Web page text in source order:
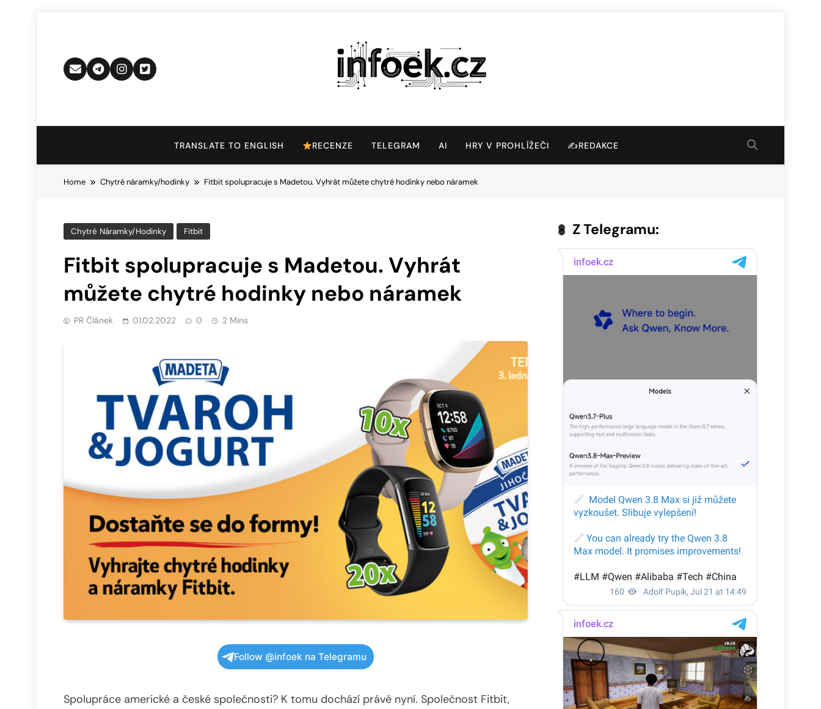
Infoek.cz
TRANSLATE TO ENGLISH RECENZE TELEGRAM AI HRY V PROHLÍŽEČI ✍️REDAKCE
Home Chytré náramky/hodinky Fitbit spolupracuje s Madetou. Vyhrát můžete chytré hodinky nebo náramek
Chytré Náramky/hodinky Fitbit
Fitbit spolupracuje s Madetou. Vyhrát
můžete chytré hodinky nebo náramek
PR Článek 01.02.2022 0 2 Mins
Follow @infoek na Telegramu
Spolupráce americké a české společnosti? K tomu dochází právě nyní. Společnost Fitbit,
Z Telegramu: